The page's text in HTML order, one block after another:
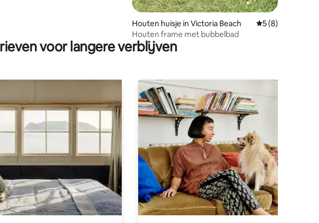
Houten huisje in Victoria Beach Gemiddelde
5 (8)
Houten frame met bubbelbad
voor langere verblijven